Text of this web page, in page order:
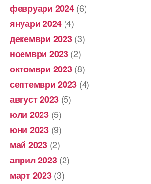
февруари 2024(6)
януари 2024 (4)
декември 2023(3)
ноември 2023(2)
октомври 2023(8)
септември 2023 (4)
август 2023 (5)
юли 2023(5)
юни 2023(9)
май 2023(2)
април 2023(2)
март 2023(3)